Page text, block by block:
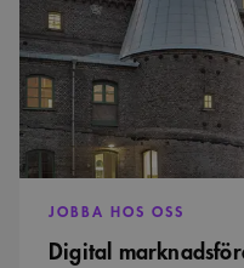
JOBBA HOS OSS
Digital